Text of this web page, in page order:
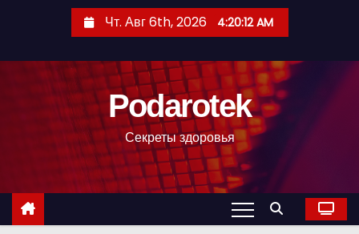
с
Чт. Авг 6th, 2026 4:20:13 AM
Podarotek
Секреты здоровья